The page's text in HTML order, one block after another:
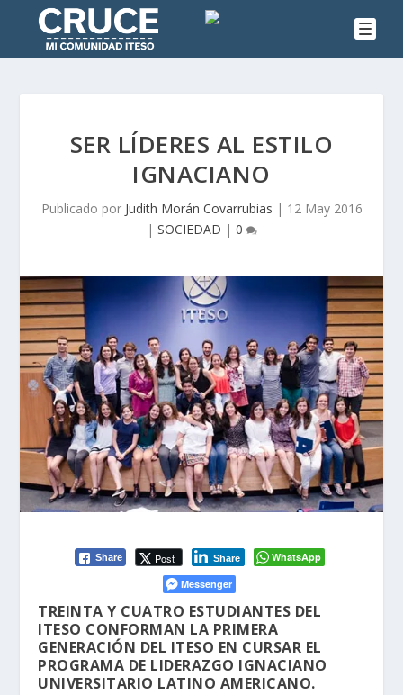
SER LÍDERES AL ESTILO
IGNACIANO
Publicado por Judith Morán Covarrubias | 12 May 2016
| SOCIEDAD | 0
Share Post Share
WhatsApp
Messenger
TREINTA Y CUATRO ESTUDIANTES DEL
ITESO CONFORMAN LA PRIMERA
GENERACIÓN DEL ITESO EN CURSAR EL
PROGRAMA DE LIDERAZGO IGNACIANO
UNIVERSITARIO LATINO AMERICANO.